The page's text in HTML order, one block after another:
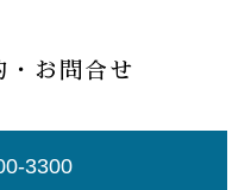
・お問合せ
3300